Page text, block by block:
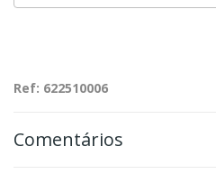
Ref: 622510006
Comentários